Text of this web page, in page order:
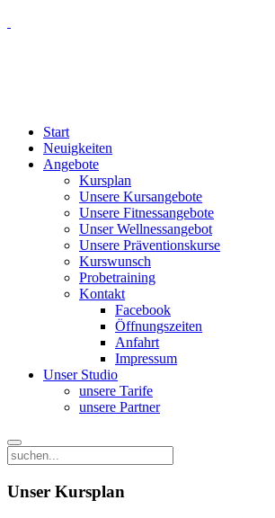
Start
Neuigkeiten
Angebote
Kursplan
Unsere Kursangebote
Unsere Fitnessangebote
Unser Wellnessangebot
Unsere Präventionskurse
Kurswunsch
Probetraining
Kontakt
Facebook
Öffnungszeiten
Anfahrt
Impressum
Unser Studio
unsere Tarife
unsere Partner
Unser Kursplan